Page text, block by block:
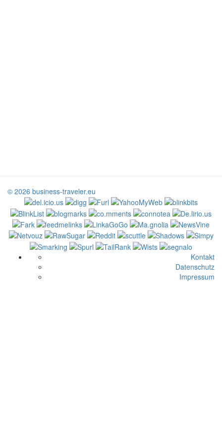
© 2026 business-traveler.eu
Kontakt
Datenschutz
Impressum